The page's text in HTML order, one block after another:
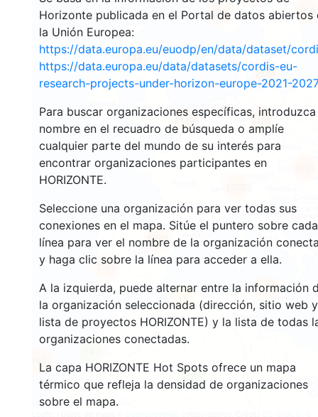
Horizonte publicada en el Portal de datos abiertos
la Unión Europea:
https://data.europa.eu/euodp/en/data/dataset/
https://data.europa.eu/data/datasets/cordis-eu-
research-projects-under-horizon-europe-2021-2027
Para buscar organizaciones específicas, introduzca
nombre en el recuadro de búsqueda o amplíe
cualquier parte del mundo de su interés para
encontrar organizaciones participantes en
HORIZONTE.
Seleccione una organización para ver todas sus
conexiones en el mapa. Sitúe el puntero sobre cada
línea para ver el nombre de la organización
y haga clic sobre la línea para acceder a ella.
A la izquierda, puede alternar entre la información
la organización seleccionada (dirección, sitio web y
lista de proyectos HORIZONTE) y la lista de todas
organizaciones conectadas.
La capa HORIZONTE Hot Spots ofrece un mapa
térmico que refleja la densidad de organizaciones
sobre el mapa.
7
160
144
288
18
2180
959
2584
410
2198
6020
11886